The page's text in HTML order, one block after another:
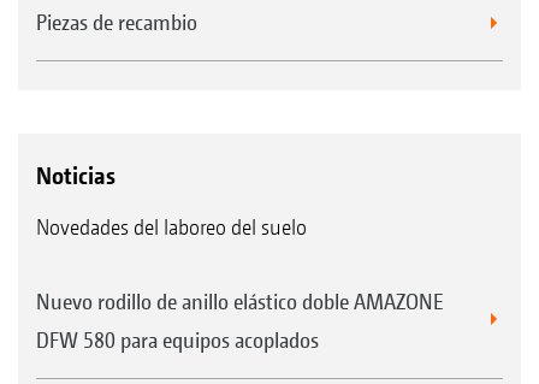
Piezas de recambio
Noticias
Novedades del laboreo del suelo
Nuevo rodillo de anillo elástico doble AMAZONE
DFW 580 para equipos acoplados